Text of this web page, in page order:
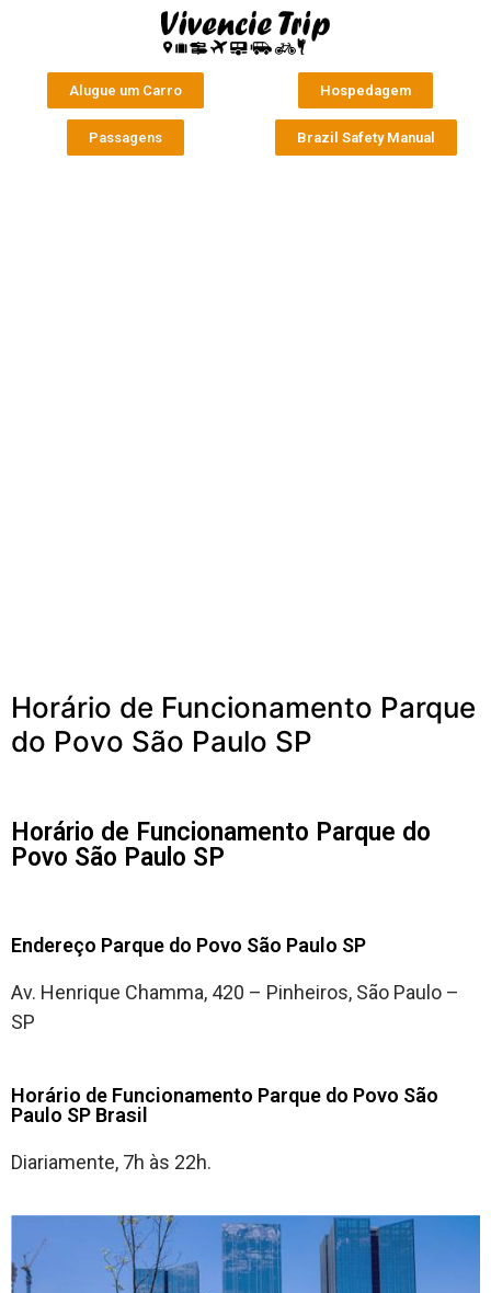
Alugue um Carro Hospedagem
Passagens Brazil Safety Manual
Horário de Funcionamento Parque
do Povo São Paulo SP
Horário de Funcionamento Parque do
Povo São Paulo SP
Endereço Parque do Povo São Paulo SP
Av. Henrique Chamma, 420 – Pinheiros, São Paulo –
SP
Horário de Funcionamento Parque do Povo São
Paulo SP Brasil
Diariamente, 7h às 22h.